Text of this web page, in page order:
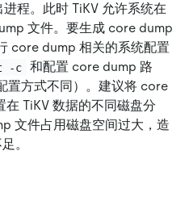
进程。此时 TiKV 允许系统在
文件。要生成 core dump
core dump 相关的系统配置
-c
和配置 core dump 路
置方式不同）。建议将 core
TiKV 数据的不同磁盘分
文件占用磁盘空间过大，造
。